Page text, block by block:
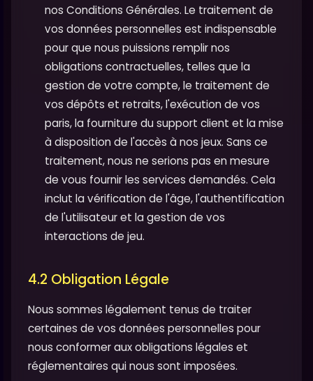
nos Conditions Générales. Le traitement de
vos données personnelles est indispensable
pour que nous puissions remplir nos
obligations contractuelles, telles que la
gestion de votre compte, le traitement de
vos dépôts et retraits, l'exécution de vos
paris, la fourniture du support client et la mise
à disposition de l'accès à nos jeux. Sans ce
traitement, nous ne serions pas en mesure
de vous fournir les services demandés. Cela
inclut la vérification de l'âge, l'authentification
de l'utilisateur et la gestion de vos
interactions de jeu.
4.2 Obligation Légale
Nous sommes légalement tenus de traiter
certaines de vos données personnelles pour
nous conformer aux obligations légales et
réglementaires qui nous sont imposées.